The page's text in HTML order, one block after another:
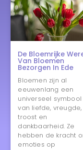
De Bloemrijke
Van Bloemen
Bezorgen In Ede
Bloemen zijn al
eeuwenlang een
universeel symbool
van liefde, vreugde,
troost en
dankbaarheid. Ze
hebben de kracht
emoties op